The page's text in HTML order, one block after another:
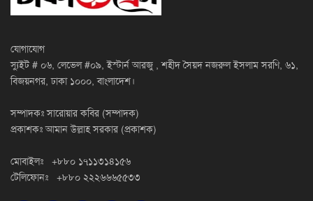
যোগাযোগ
স্যুইট # ০৬, লেভেল #০৯, ইস্টার্ন আরজু , শহীদ সৈয়দ নজরুল ইসলাম সরণি, ৬১,
বিজয়নগর, ঢাকা ১০০০, বাংলাদেশ।
সম্পাদকঃ সারোয়ার কবির (সম্পাদক)
প্রকাশকঃ আমান উল্লাহ সরকার (প্রকাশক)
মোবাইলঃ +৮৮০ ১৭১১৩১৪১৫৬
টেলিফোনঃ +৮৮০ ২২২৬৬৬৫৫৩৩